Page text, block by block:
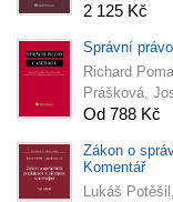
2 125 Kč
Správní
Richard
Prášková,
Od 788 Kč
Zákon o
Komentář
Lukáš